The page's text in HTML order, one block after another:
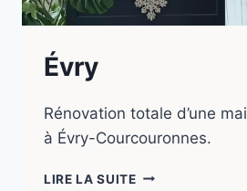
Évry
Rénovation totale d’une
à Évry-Courcouronnes.
LIRE LA SUITE